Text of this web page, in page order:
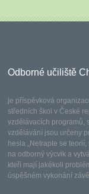
Odborné učiliště
je příspěvková
středních škol v České
vzdělávacích programů,
vzdělávání jsou určeny
hesla „Netrapte se
na odborný výcvik a
kteří mají jakékoli
úspěšném vykonání